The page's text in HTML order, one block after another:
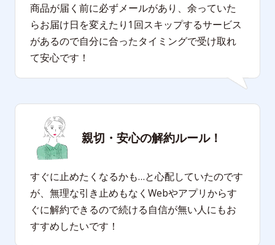
商品が届く前に必ずメールがあり、余っていた
らお届け日を変えたり1回スキップするサービス
があるので自分に合ったタイミングで受け取れ
て安心です！
親切・安心の解約ルール！
すぐに止めたくなるかも…と心配していたのです
が、無理な引き止めもなくWebやアプリからす
ぐに解約できるので続ける自信が無い人にもお
すすめしたいです！